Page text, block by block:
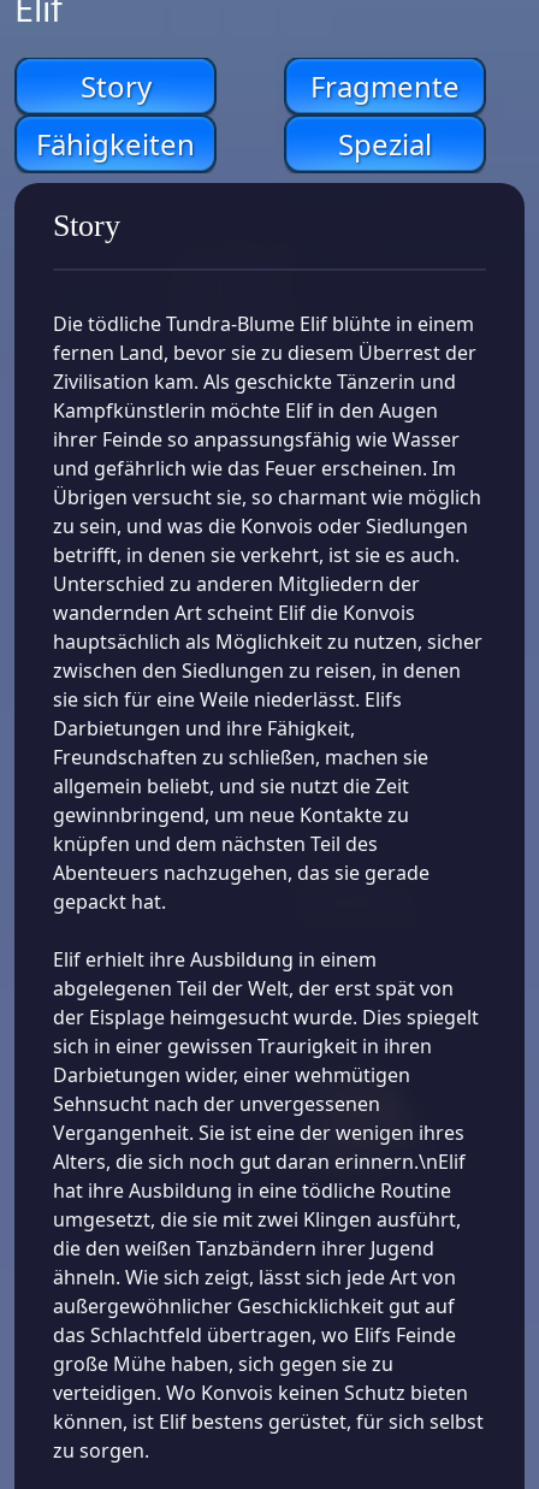
Story
Fragmente
Fähigkeiten
Spezial
Story
Die tödliche Tundra-Blume Elif blühte in einem
fernen Land, bevor sie zu diesem Überrest der
Zivilisation kam. Als geschickte Tänzerin und
Kampfkünstlerin möchte Elif in den Augen
ihrer Feinde so anpassungsfähig wie Wasser
und gefährlich wie das Feuer erscheinen. Im
Übrigen versucht sie, so charmant wie möglich
zu sein, und was die Konvois oder Siedlungen
betrifft, in denen sie verkehrt, ist sie es auch.
Unterschied zu anderen Mitgliedern der
wandernden Art scheint Elif die Konvois
hauptsächlich als Möglichkeit zu nutzen, sicher
zwischen den Siedlungen zu reisen, in denen
sie sich für eine Weile niederlässt. Elifs
Darbietungen und ihre Fähigkeit,
Freundschaften zu schließen, machen sie
allgemein beliebt, und sie nutzt die Zeit
gewinnbringend, um neue Kontakte zu
knüpfen und dem nächsten Teil des
Abenteuers nachzugehen, das sie gerade
gepackt hat.
Elif erhielt ihre Ausbildung in einem
abgelegenen Teil der Welt, der erst spät von
der Eisplage heimgesucht wurde. Dies spiegelt
sich in einer gewissen Traurigkeit in ihren
Darbietungen wider, einer wehmütigen
Sehnsucht nach der unvergessenen
Vergangenheit. Sie ist eine der wenigen ihres
Alters, die sich noch gut daran erinnern.\nElif
hat ihre Ausbildung in eine tödliche Routine
umgesetzt, die sie mit zwei Klingen ausführt,
die den weißen Tanzbändern ihrer Jugend
ähneln. Wie sich zeigt, lässt sich jede Art von
außergewöhnlicher Geschicklichkeit gut auf
das Schlachtfeld übertragen, wo Elifs Feinde
große Mühe haben, sich gegen sie zu
verteidigen. Wo Konvois keinen Schutz bieten
können, ist Elif bestens gerüstet, für sich selbst
zu sorgen.